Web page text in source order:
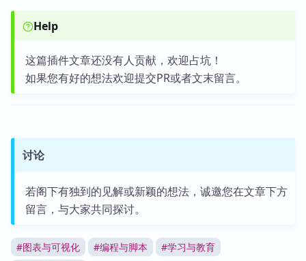
Help
这篇插件文章还没有人贡献，欢迎占坑！
如果您有好的想法欢迎提交PR或者文末留言。
讨论
若阁下有独到的见解或新颖的想法，诚邀您在文章下方
留言，与大家共同探讨。
#图表与可视化 #编程与脚本 #学习与教育